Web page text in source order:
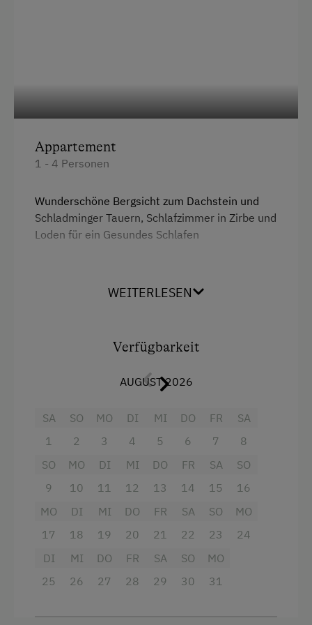
Appartement
1 - 4 Personen
Wunderschöne Bergsicht zum Dachstein und
Schladminger Tauern, Schlafzimmer in Zirbe und
Loden für ein Gesundes Schlafen
Toilette
Wasserkocher
Küche
Küchenausstattung
Kühlschrank
Neubau
WEITERLESEN
Verfügbarkeit
AUGUST 2026
SA
1
SO
2
MO
3
DI
4
MI
5
DO
6
FR
7
SA
8
SO
9
MO
10
DI
11
MI
12
DO
13
FR
14
SA
15
SO
16
MO
17
DI
18
MI
19
DO
20
FR
21
SA
22
SO
23
MO
24
DI
25
MI
26
DO
27
FR
28
SA
29
SO
30
MO
31